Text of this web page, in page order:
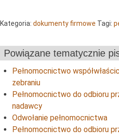
Kategoria: dokumenty firmowe Tagi:
Powiązane tematycznie
Pełnomocnictwo
zebraniu
Pełnomocnictwo do odbioru
nadawcy
Odwołanie pełnomocnictwa
Pełnomocnictwo do odbioru